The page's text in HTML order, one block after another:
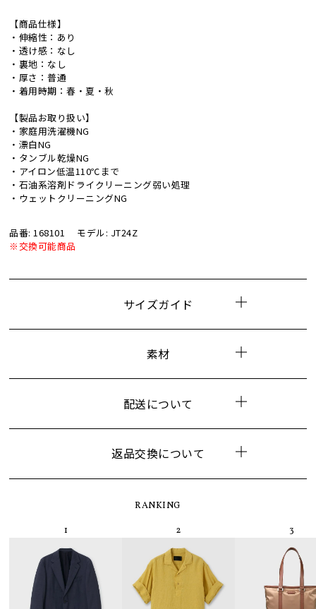
【商品仕様】
・伸縮性：あり
・透け感：なし
・裏地：なし
・厚さ：普通
・着用時期：春・夏・秋
【製品お取り扱い】
・家庭用洗濯機NG
・漂白NG
・タンブル乾燥NG
・アイロン低温110℃まで
・石油系溶剤ドライクリーニング弱い処理
・ウェットクリーニングNG
品番: 168101
モデル: JT24Z
※交換可能商品
サイズガイド
素材
配送について
返品交換について
RANKING